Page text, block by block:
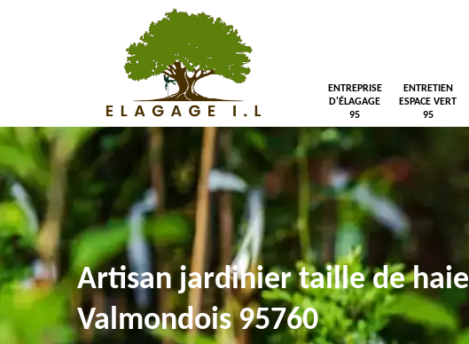
ENTREPRISE
D'ÉLAGAGE
95
ENTRETIEN
ESPACE VERT
95
Artisan jardinier taille de haie
Valmondois 95760